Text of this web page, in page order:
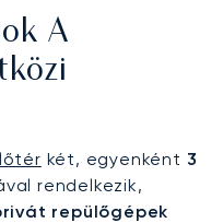
A
két, egyenként 3
rendelkezik,
repülőgépek